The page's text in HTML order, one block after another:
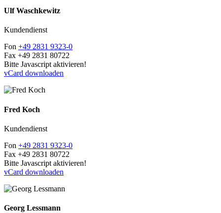
Ulf Waschkewitz
Kundendienst
Fon +49 2831 9323-0
Fax +49 2831 80722
Bitte Javascript aktivieren!
vCard downloaden
Fred Koch
Kundendienst
Fon +49 2831 9323-0
Fax +49 2831 80722
Bitte Javascript aktivieren!
vCard downloaden
Georg Lessmann